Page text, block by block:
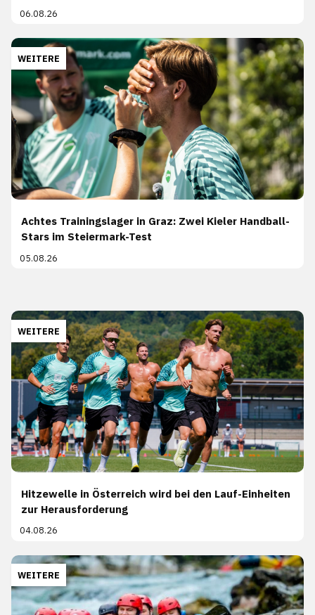
06.08.26
WEITERE
Achtes Trainingslager in Graz: Zwei Kieler Handball-
Stars im Steiermark-Test
05.08.26
WEITERE
Hitzewelle in Österreich wird bei den Lauf-Einheiten
zur Herausforderung
04.08.26
WEITERE